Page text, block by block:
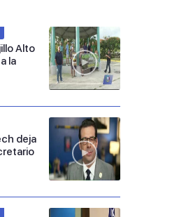
Alto
la
deja